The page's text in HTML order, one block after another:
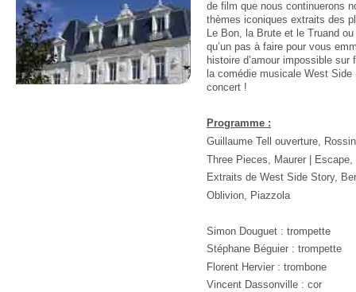
de film que nous continuerons
thèmes iconiques extraits des
Le Bon, la Brute et le Truand
qu’un pas à faire pour vous
histoire d’amour impossible
la comédie musicale West
concert !
Programme :
Guillaume Tell ouverture,
Three Pieces, Maurer |
Extraits de West Side Story,
Oblivion, Piazzola
Simon Douguet : trompette
Stéphane Béguier : trompette
Florent Hervier : trombone
Vincent Dassonville : cor